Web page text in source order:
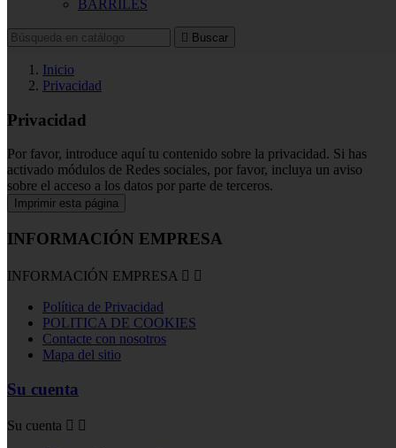
BARRILES
 Buscar
Inicio
Privacidad
Privacidad
Por favor, introduce aquí tu contenido sobre la privacidad. Si has
activado módulos de Redes sociales, por favor, incluya un aviso
sobre el acceso a los datos por parte de terceros.
INFORMACIÓN EMPRESA
INFORMACIÓN EMPRESA  
Política de Privacidad
POLITICA DE COOKIES
Contacte con nosotros
Mapa del sitio
Su cuenta
Su cuenta  